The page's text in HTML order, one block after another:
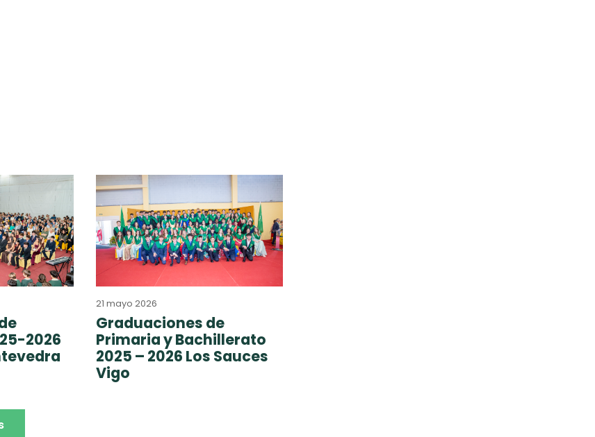
2026
21 mayo 2026
Graduaciones de
Primaria y Bachillerato
2025 – 2026 Los Sauces
Vigo